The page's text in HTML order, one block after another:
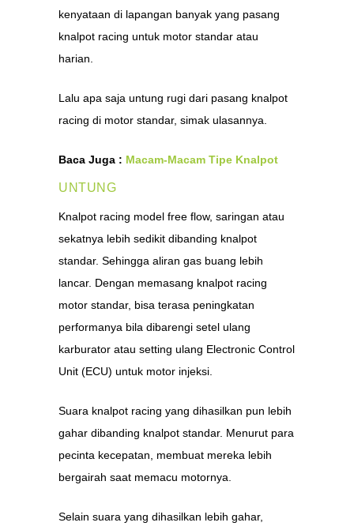
kenyataan di lapangan banyak yang pasang
knalpot racing untuk motor standar atau
harian.
Lalu apa saja untung rugi dari pasang knalpot
racing di motor standar, simak ulasannya.
Baca Juga : Macam-Macam Tipe Knalpot
UNTUNG
Knalpot racing model free flow, saringan atau
sekatnya lebih sedikit dibanding knalpot
standar. Sehingga aliran gas buang lebih
lancar. Dengan memasang knalpot racing
motor standar, bisa terasa peningkatan
performanya bila dibarengi setel ulang
karburator atau setting ulang Electronic Control
Unit (ECU) untuk motor injeksi.
Suara knalpot racing yang dihasilkan pun lebih
gahar dibanding knalpot standar. Menurut para
pecinta kecepatan, membuat mereka lebih
bergairah saat memacu motornya.
Selain suara yang dihasilkan lebih gahar,